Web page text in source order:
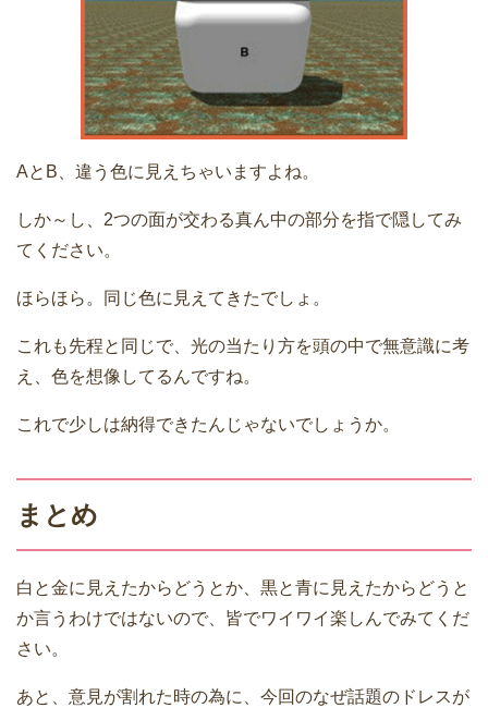
AとB、違う色に見えちゃいますよね。
しか～し、2つの面が交わる真ん中の部分を指で隠してみ
てください。
ほらほら。同じ色に見えてきたでしょ。
これも先程と同じで、光の当たり方を頭の中で無意識に考
え、色を想像してるんですね。
これで少しは納得できたんじゃないでしょうか。
まとめ
白と金に見えたからどうとか、黒と青に見えたからどうと
か言うわけではないので、皆でワイワイ楽しんでみてくだ
さい。
あと、意見が割れた時の為に、今回のなぜ話題のドレスが